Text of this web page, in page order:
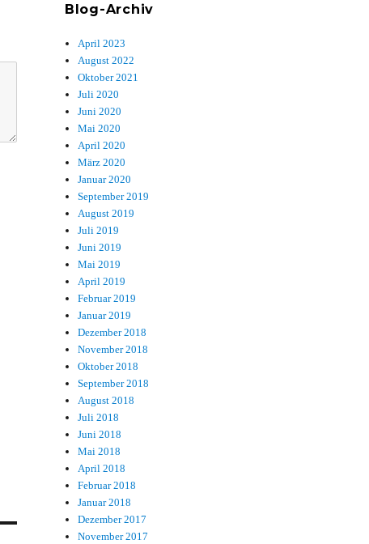
Blog-Archiv
April 2023
August 2022
Oktober 2021
Juli 2020
Juni 2020
Mai 2020
April 2020
März 2020
Januar 2020
September 2019
August 2019
Juli 2019
Juni 2019
Mai 2019
April 2019
Februar 2019
Januar 2019
Dezember 2018
November 2018
Oktober 2018
September 2018
August 2018
Juli 2018
Juni 2018
Mai 2018
April 2018
Februar 2018
Januar 2018
Dezember 2017
November 2017